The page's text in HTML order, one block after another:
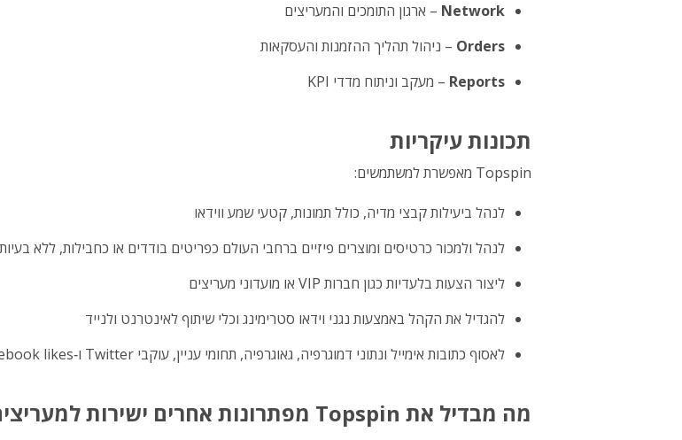
Network – ארגון התומכים והמעריצים
Orders – ניהול תהליך ההזמנות והעסקאות
Reports – מעקב וניתוח מדדי KPI
תכונות עיקריות
Topspin מאפשרת למשתמשים:
לנהל ביעילות קבצי מדיה, כולל תמונות, קטעי שמע ווידאו
לנהל ולמכור כרטיסים ומוצרים פיזיים ברחבי העולם כפריטים בודדים או כחבילות, ללא
ליצור הצעות בלעדיות כגון חברות VIP או מועדוני מעריצים
להגדיל את הקהל באמצעות נגני וידאו סטרימינג וכלי שיתוף לאינטרנט ולנייד
לאסוף כתובות אימייל ונתוני דמוגרפיה, גאוגרפיה, תחומי עניין, עוקבי Twitter ו‑Facebook likes ועוד
מה מבדיל את Topspin מפתרונות אחרים ישירות למעריצים?